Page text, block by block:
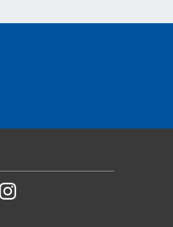
Instagram